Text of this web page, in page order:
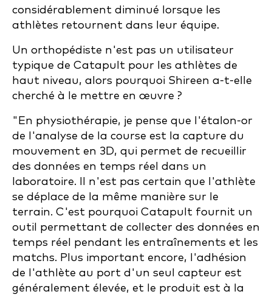
considérablement diminué lorsque les
athlètes retournent dans leur équipe.
Un orthopédiste n'est pas un utilisateur
typique de Catapult pour les athlètes de
haut niveau, alors pourquoi Shireen a-t-elle
cherché à le mettre en œuvre ?
"En physiothérapie, je pense que l'étalon-or
de l'analyse de la course est la capture du
mouvement en 3D, qui permet de recueillir
des données en temps réel dans un
laboratoire. Il n'est pas certain que l'athlète
se déplace de la même manière sur le
terrain. C'est pourquoi Catapult fournit un
outil permettant de collecter des données en
temps réel pendant les entraînements et les
matchs. Plus important encore, l'adhésion
de l'athlète au port d'un seul capteur est
généralement élevée, et le produit est à la